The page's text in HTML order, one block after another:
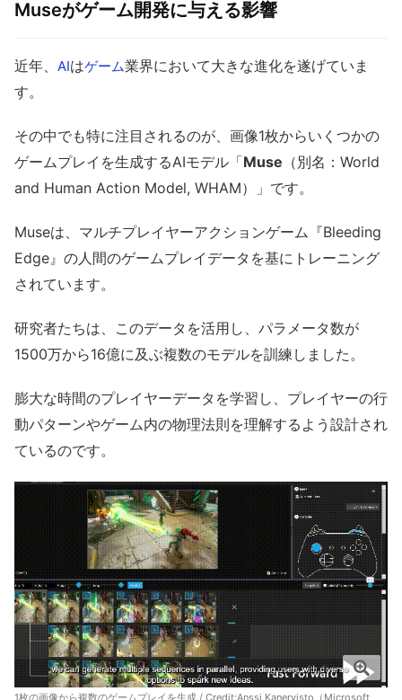
Museがゲーム開発に与える影響
近年、 AIはゲーム業界において大きな進化を遂げていま
す。
その中でも特に注目されるのが、画像1枚からいくつかの
ゲームプレイを生成するAIモデル「Muse （別名：World
and Human Action Model, WHAM）」です。
Museは、マルチプレイヤーアクションゲーム『Bleeding
Edge』の人間のゲームプレイデータを基にトレーニング
されています。
研究者たちは、このデータを活用し、パラメータ数が
1500万から16億に及ぶ複数のモデルを訓練しました。
膨大な時間のプレイヤーデータを学習し、プレイヤーの行
動パターンやゲーム内の物理法則を理解するよう設計され
ているのです。
1枚の画像から複数のゲームプレイを生成 / Credit:Anssi Kanervisto（Microsoft